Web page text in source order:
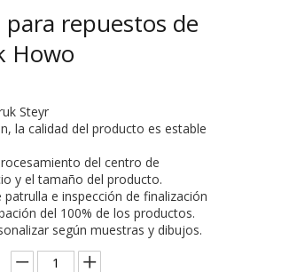
العربية
repuestos de
Howo
Steyr
la calidad del producto es estable
del centro de
y el tamaño del producto.
e inspección de finalización
del 100% de los productos.
según muestras y dibujos.